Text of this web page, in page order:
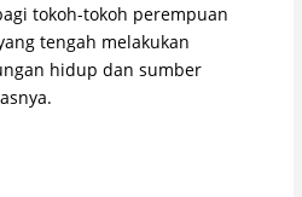
tokoh-tokoh perempuan
tengah melakukan
hidup dan sumber